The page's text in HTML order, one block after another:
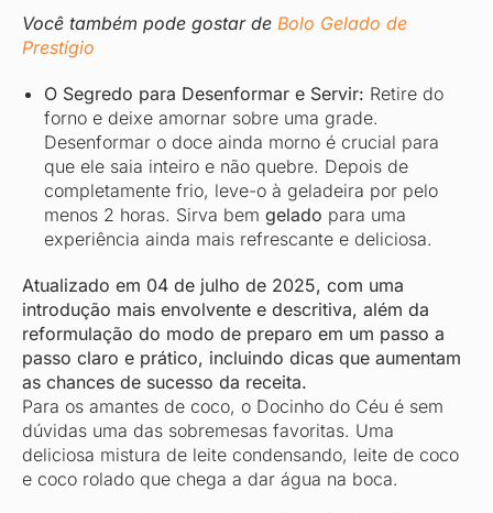
Você também pode gostar de Bolo Gelado de
Prestígio
O Segredo para Desenformar e Servir: Retire do
forno e deixe amornar sobre uma grade.
Desenformar o doce ainda morno é crucial para
que ele saia inteiro e não quebre. Depois de
completamente frio, leve-o à geladeira por pelo
menos 2 horas. Sirva bem gelado para uma
experiência ainda mais refrescante e deliciosa.
Atualizado em 04 de julho de 2025, com uma
introdução mais envolvente e descritiva, além da
reformulação do modo de preparo em um passo a
passo claro e prático, incluindo dicas que aumentam
as chances de sucesso da receita.
Para os amantes de coco, o Docinho do Céu é sem
dúvidas uma das sobremesas favoritas. Uma
deliciosa mistura de leite condensando, leite de coco
e coco rolado que chega a dar água na boca.